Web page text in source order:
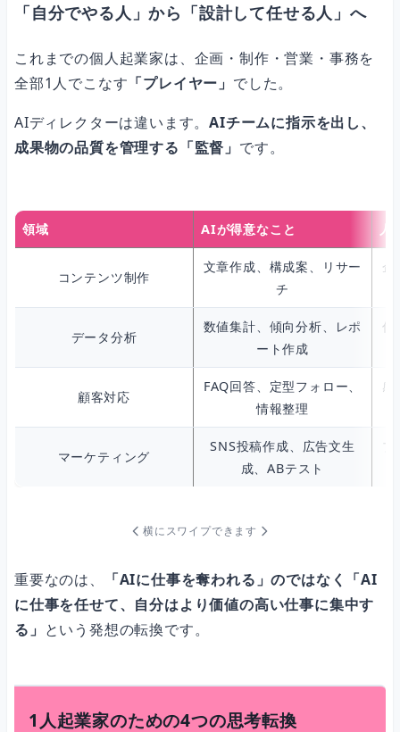
「自分でやる人」から「設計して任せる人」へ
これまでの個人起業家は、企画・制作・営業・事務を
全部1人でこなす 「プレイヤー」 でした。
AIディレクターは違います。AIチームに指示を出し、
成果物の品質を管理する「監督」 です。
領域 AIが得意なこと 人
コンテンツ制作
文章作成、構成案、リサー
チ
企
データ分析
数値集計、傾向分析、レポ
ート作成
仮
顧客対応
FAQ回答、定型フォロー、
情報整理
感
マーケティング
SNS投稿作成、広告文生
成、ABテスト
ブ
横にスワイプできます
重要なのは、
「AIに仕事を奪われる」のではなく「AI
に仕事を任せて、自分はより価値の高い仕事に集中す
る」 という発想の転換です。
1人起業家のための4つの思考転換